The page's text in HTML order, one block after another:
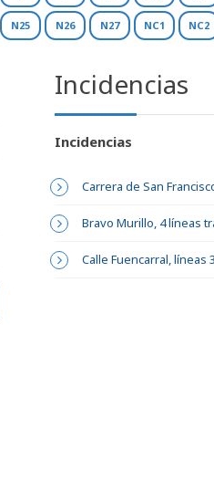
N25 N26 N27 NC1 NC2
Incidencias
Incidencias
Carrera de San
Bravo Murillo, 4 líneas
Calle Fuencarral,